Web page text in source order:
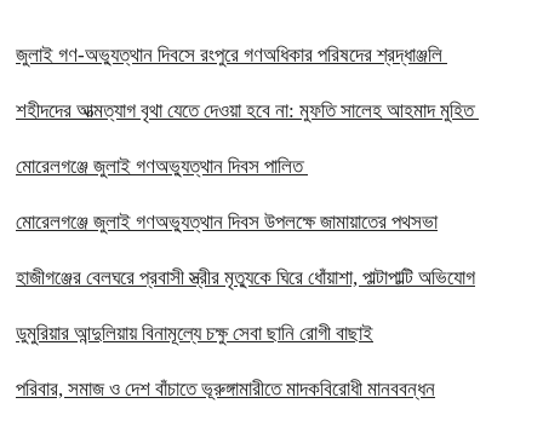
‎জুলাই গণ-অভ্যুত্থান দিবসে রংপুরে গণঅধিকার পরিষদের শ্রদ্ধাঞ্জলি ‎
‎শহীদদের আত্মত্যাগ বৃথা যেতে দেওয়া হবে না: মুফতি সালেহ আহমাদ মুহিত ‎
মোরেলগঞ্জে জুলাই গণঅভ্যুত্থান দিবস পালিত
মোরেলগঞ্জে জুলাই গণঅভ্যুত্থান দিবস উপলক্ষে জামায়াতের পথসভা
হাজীগঞ্জের বেলঘরে প্রবাসী স্ত্রীর মৃত্যুকে ঘিরে ধোঁয়াশা, পাল্টাপাল্টি অভিযোগ
ডুমুরিয়ার আন্দুলিয়ায় বিনামূল্যে চক্ষু সেবা ছানি রোগী বাছাই
পরিবার, সমাজ ও দেশ বাঁচাতে ভূরুঙ্গামারীতে মাদকবিরোধী মানববন্ধন